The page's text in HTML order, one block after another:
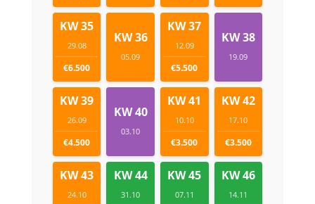
KW 35
29.08
€6.500
KW 36
05.09
KW 37
12.09
€5.500
KW 38
19.09
KW 39
26.09
€4.500
KW 40
03.10
KW 41
10.10
€3.500
KW 42
17.10
€3.500
KW 43
24.10
KW 44
31.10
KW 45
07.11
KW 46
14.11